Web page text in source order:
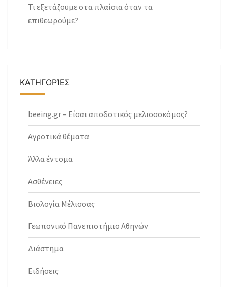
Τι εξετάζουμε στα πλαίσια όταν τα
επιθεωρούμε?
ΚΑΤΗΓΟΡΊΕΣ
beeing.gr – Είσαι αποδοτικός μελισσοκόμος?
Αγροτικά θέματα
Άλλα έντομα
Ασθένειες
Βιολογία Μέλισσας
Γεωπονικό Πανεπιστήμιο Αθηνών
Διάστημα
Ειδήσεις